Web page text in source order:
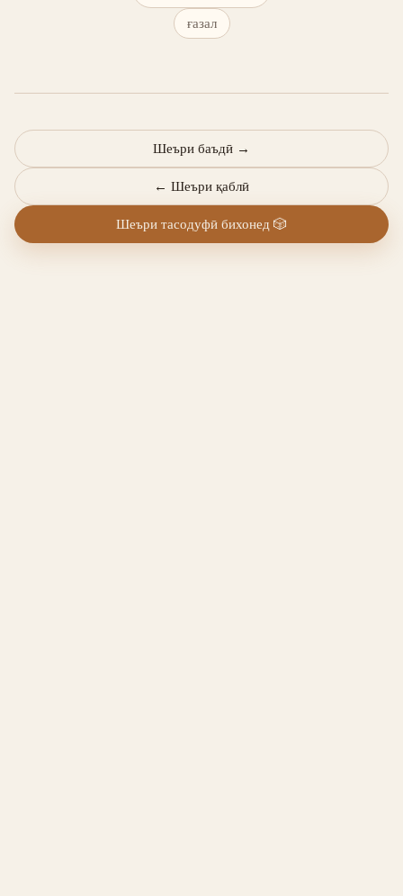
ғазал
← Шеъри қаблӣ
Шеъри баъдӣ →
Шеъри тасодуфӣ бихонед 🎲